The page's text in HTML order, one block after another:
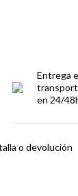
Entrega
en 24/
o devolución